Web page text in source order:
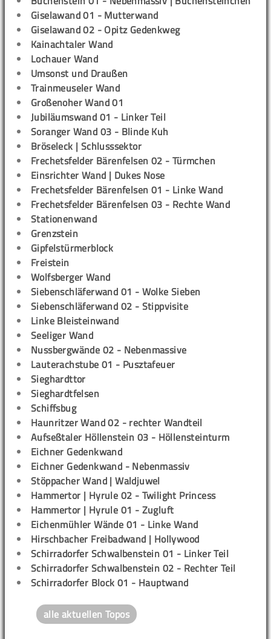
Giselawand 01 - Mutterwand
Giselawand 02 - Opitz Gedenkweg
Kainachtaler Wand
Lochauer Wand
Umsonst und Draußen
Trainmeuseler Wand
Großenoher Wand 01
Jubiläumswand 01 - Linker Teil
Soranger Wand 03 - Blinde Kuh
Bröseleck | Schlusssektor
Frechetsfelder Bärenfelsen 02 - Türmchen
Einsrichter Wand | Dukes Nose
Frechetsfelder Bärenfelsen 01 - Linke Wand
Frechetsfelder Bärenfelsen 03 - Rechte Wand
Stationenwand
Grenzstein
Gipfelstürmerblock
Freistein
Wolfsberger Wand
Siebenschläferwand 01 - Wolke Sieben
Siebenschläferwand 02 - Stippvisite
Linke Bleisteinwand
Seeliger Wand
Nussbergwände 02 - Nebenmassive
Lauterachstube 01 - Pusztafeuer
Sieghardttor
Sieghardtfelsen
Schiffsbug
Haunritzer Wand 02 - rechter Wandteil
Aufseßtaler Höllenstein 03 - Höllensteinturm
Eichner Gedenkwand
Eichner Gedenkwand - Nebenmassiv
Stöppacher Wand | Waldjuwel
Hammertor | Hyrule 02 - Twilight Princess
Hammertor | Hyrule 01 - Zugluft
Eichenmühler Wände 01 - Linke Wand
Hirschbacher Freibadwand | Hollywood
Schirradorfer Schwalbenstein 01 - Linker Teil
Schirradorfer Schwalbenstein 02 - Rechter Teil
Schirradorfer Block 01 - Hauptwand
alle aktuellen Topos